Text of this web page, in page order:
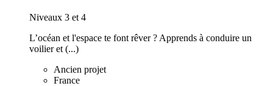
Niveaux 3 et 4
L’océan et l'espace te font rêver ? Apprends à conduire un
voilier et (...)
Ancien projet
France